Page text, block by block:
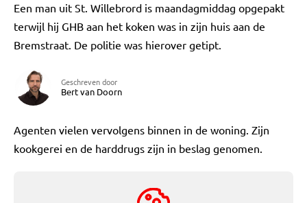
Een man uit St. Willebrord is maandagmiddag opgepakt
terwijl hij GHB aan het koken was in zijn huis aan de
Bremstraat. De politie was hierover getipt.
Geschreven door
Bert van Doorn
Agenten vielen vervolgens binnen in de woning. Zijn
kookgerei en de harddrugs zijn in beslag genomen.